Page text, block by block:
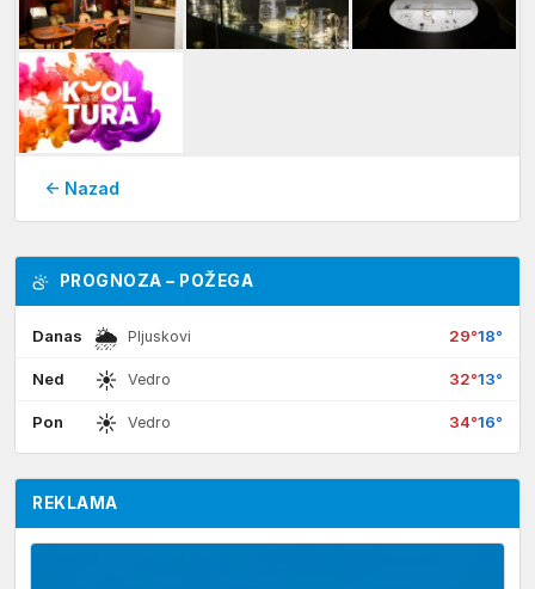
← Nazad
PROGNOZA – POŽEGA
Danas 🌦 Pljuskovi 29°18°
Ned ☀ Vedro 32°13°
Pon ☀ Vedro 34°16°
REKLAMA